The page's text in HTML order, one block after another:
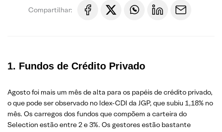
Compartilhar:
1. Fundos de Crédito Privado
Agosto foi mais um mês de alta para os papéis de crédito privado,
o que pode ser observado no Idex-CDI da JGP, que subiu 1,18% no
mês. Os carregos dos fundos que compõem a carteira do
Selection estão entre 2 e 3%. Os gestores estão bastante